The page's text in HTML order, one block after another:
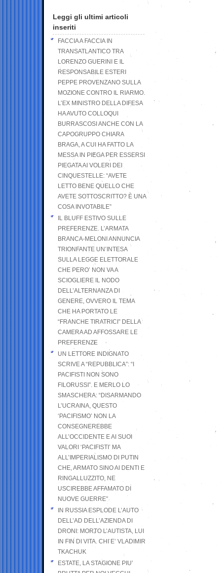
Leggi gli ultimi articoli
inseriti
FACCIA A FACCIA IN
TRANSATLANTICO TRA
LORENZO GUERINI E IL
RESPONSABILE ESTERI
PEPPE PROVENZANO SULLA
MOZIONE CONTRO IL RIARMO.
L’EX MINISTRO DELLA DIFESA
HA AVUTO COLLOQUI
BURRASCOSI ANCHE CON LA
CAPOGRUPPO CHIARA
BRAGA, A CUI HA FATTO LA
MESSA IN PIEGA PER ESSERSI
PIEGATA AI VOLERI DEI
CINQUESTELLE: “AVETE
LETTO BENE QUELLO CHE
AVETE SOTTOSCRITTO? È UNA
COSA INVOTABILE”
IL BLUFF ESTIVO SULLE
PREFERENZE. L’ARMATA
BRANCA-MELONI ANNUNCIA
TRIONFANTE UN’INTESA
SULLA LEGGE ELETTORALE
CHE PERO’ NON VA A
SCIOGLIERE IL NODO
DELL’ALTERNANZA DI
GENERE, OVVERO IL TEMA
CHE HA PORTATO LE
“FRANCHE TIRATRICI” DELLA
CAMERA AD AFFOSSARE LE
PREFERENZE
UN LETTORE INDIGNATO
SCRIVE A “REPUBBLICA”: “I
PACIFISTI NON SONO
FILORUSSI”. E MERLO LO
SMASCHERA: “DISARMANDO
L’UCRAINA, QUESTO
‘PACIFISMO’ NON LA
CONSEGNEREBBE
ALL’OCCIDENTE E AI SUOI
VALORI ‘PACIFISTI’ MA
ALL’IMPERIALISMO DI PUTIN
CHE, ARMATO SINO AI DENTI E
RINGALLUZZITO, NE
USCIREBBE AFFAMATO DI
NUOVE GUERRE”
IN RUSSIA ESPLODE L’AUTO
DELL’AD DELL’AZIENDA DI
DRONI: MORTO L’AUTISTA, LUI
IN FIN DI VITA. CHI E’ VLADIMIR
TKACHUK
ESTATE, LA STAGIONE PIU’